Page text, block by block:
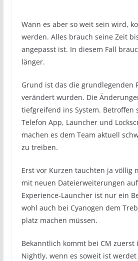
Wann es aber so weit sein wird,
werden. Alles brauch seine Zeit
angepasst ist. In diesem Fall
länger.
Grund ist das die grundlegenden
verändert wurden. Die
tiefgreifend ins System. Betroffen
Telefon App, Launcher und
machen es dem Team aktuell
zu treiben.
Erst vor Kurzen tauchten ja völlig
mit neuen Dateierweiterungen
Experience-Launcher ist nur ein
wohl auch bei Cyanogen dem
platz machen müssen.
Bekanntlich kommt bei CM zuerst
Nightly, wenn es soweit ist